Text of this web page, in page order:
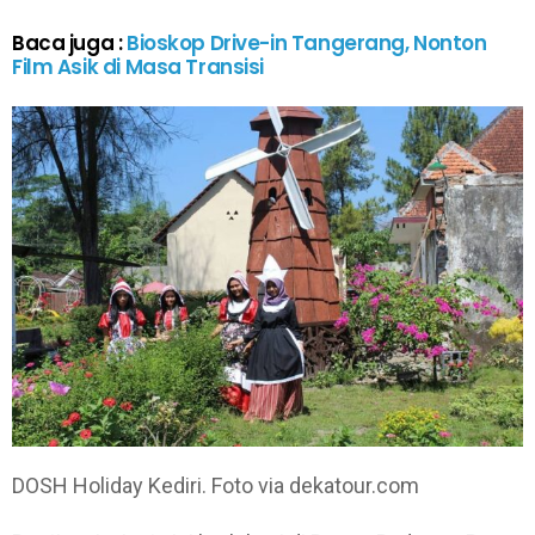
Baca juga :Bioskop Drive-in Tangerang, Nonton
Film Asik di Masa Transisi
DOSH Holiday Kediri. Foto via dekatour.com